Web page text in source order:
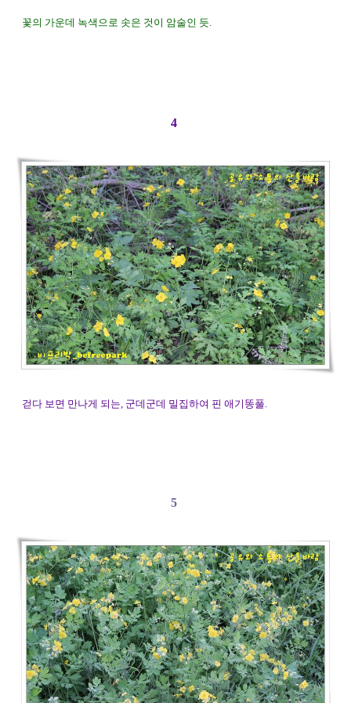
꽃의 가운데 녹색으로 솟은 것이 암술인 듯.
4
걷다 보면 만나게 되는, 군데군데 밀집하여 핀 애기똥풀.
5